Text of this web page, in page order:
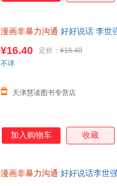
漫画非暴力沟通 好好说话 李世
¥16.40 定价： ¥16.40
天津慧读图书专营店
不详
加入购物车 收藏
漫画非暴力沟通 :好好说话李世